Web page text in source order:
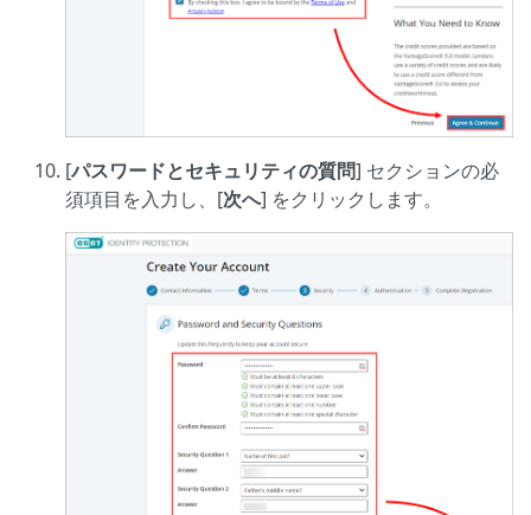
[パスワードとセキュリティの質問] セクションの必
須項目を入力し、[次へ] をクリックします。